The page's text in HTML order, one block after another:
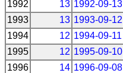
1992
13 1992-09-13
1993
13 1993-09-12
1994
12 1994-09-11
1995
12 1995-09-10
1996
14 1996-09-08